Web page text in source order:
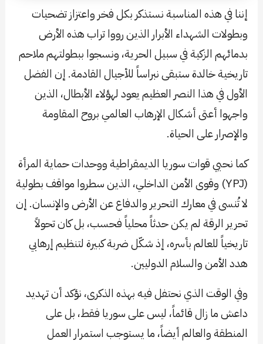
إننا في هذه المناسبة نستذكر بكل فخر واعتزاز تضحيات
وبطولات الشهداء الأبرار الذين رووا تراب هذه الأرض
بدمائهم الزكية في سبيل الحرية، ونسجوا ببطولتهم ملاحم
تاريخية خالدة ستبقى نبراساً للأجيال القادمة. إن الفضل
الأول في هذا النصر العظيم يعود لهؤلاء الأبطال، الذين
واجهوا أعتى أشكال الإرهاب العالمي بروح المقاومة
والإصرار على الحياة.
كما نحيي قوات سوريا الديمقراطية ووحدات حماية المرأة
(YPJ) وقوى الأمن الداخلي، الذين سطروا مواقف بطولية
لا تُنسى في معارك التحرير والدفاع عن الأرض والإنسان. إن
تحرير الرقة لم يكن حدثاً محلياً فحسب، بل كان تحولاً
تاريخياً للعالم بأسره، إذ شكّل ضربة كبيرة لتنظيم إرهابي
هدد الأمن والسلام الدوليين.
وفي الوقت الذي نحتفل فيه بهذه الذكرى، نؤكد أن تهديد
داعش ما زال قائماً، ليس على سوريا فقط، بل على
المنطقة والعالم أيضاً، ما يستوجب استمرار العمل